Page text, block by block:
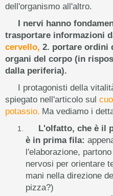
dell'organismo all'altro.
I nervi hanno
trasportare informazioni
cervello, 2. portare ordini
organi del corpo (in
dalla periferia).
I protagonisti della
spiegato nell'articolo sul
potassio. Ma vediamo i
L'olfatto, che è il
è in prima fila:
l'elaborazione,
nervosi per orientare
mani nella direzione
pizza?)